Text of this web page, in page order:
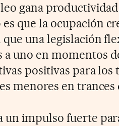
gana
que la ocupación
que una legislación
a uno en momentos
positivas para los
menores en trances
un impulso fuerte